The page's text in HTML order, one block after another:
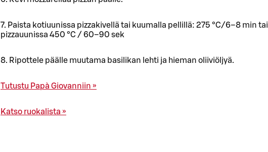
7. Paista kotiuunissa pizzakivellä tai kuumalla pellillä: 275 °C/6–8 min tai
pizzauunissa 450 °C / 60–90 sek
8. Ripottele päälle muutama basilikan lehti ja hieman oliiviöljyä.
Tutustu Papà Giovanniin »
Katso ruokalista »